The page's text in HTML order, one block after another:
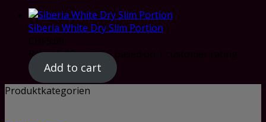
Siberia White Dry Slim Portion
Rated5.00out of 5 based on
Add to cart
Produktkategorien